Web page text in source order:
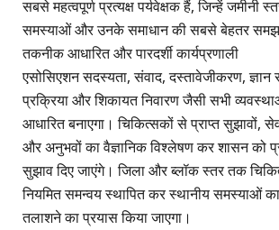
सबसे महत्वपूर्ण प्रत्यक्ष पर्यवेक्षक हैं, जिन्हें जमीनी
समस्याओं और उनके समाधान की सबसे बेहतर समझ
तकनीक आधारित और पारदर्शी कार्यप्रणाली
एसोसिएशन सदस्यता, संवाद, दस्तावेजीकरण, ज्ञान
प्रक्रिया और शिकायत निवारण जैसी सभी
आधारित बनाएगा। चिकित्सकों से प्राप्त सुझावों,
और अनुभवों का वैज्ञानिक विश्लेषण कर शासन को
सुझाव दिए जाएंगे। जिला और ब्लॉक स्तर तक
नियमित समन्वय स्थापित कर स्थानीय समस्याओं
तलाशने का प्रयास किया जाएगा।